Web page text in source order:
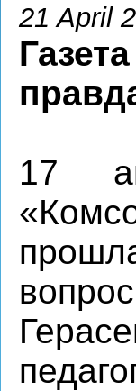
21 April
17